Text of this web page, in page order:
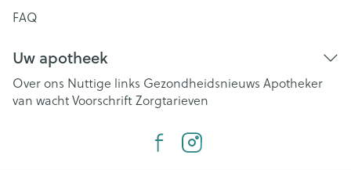
FAQ
Uw apotheek
Over ons Nuttige links Gezondheidsnieuws Apotheker
van wachtVoorschriftZorgtarieven